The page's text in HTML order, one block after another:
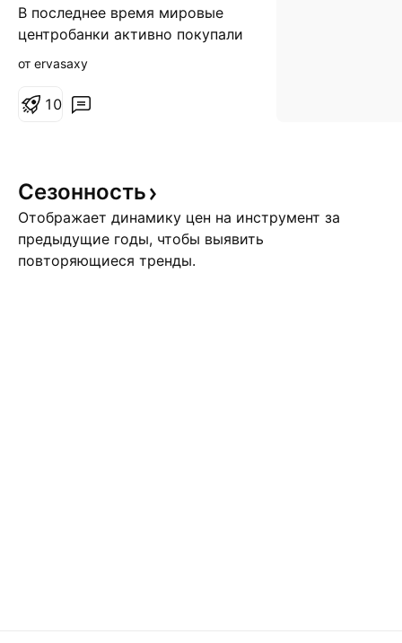
В последнее время мировые
центробанки активно покупали
обстановкой, военными
своего максимума. Пришло
серебро. Само золото мало где
применяется в
а
я
от ervasaxy
1 0
Сезонность
Отображает динамику цен на инструмент за
предыдущие годы, чтобы выявить
повторяющиеся тренды.